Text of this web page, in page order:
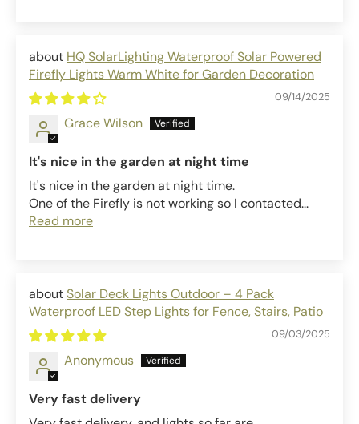
HQ SolarLighting Waterproof Solar Powered
Firefly Lights Warm White for Garden Decoration
09/14/2025
Grace Wilson
It's nice in the garden at night time
It's nice in the garden at night time.
One of the Firefly is not working so I contacted...
Read more
Solar Deck Lights Outdoor – 4 Pack
Waterproof LED Step Lights for Fence, Stairs, Patio
09/03/2025
Anonymous
Very fast delivery